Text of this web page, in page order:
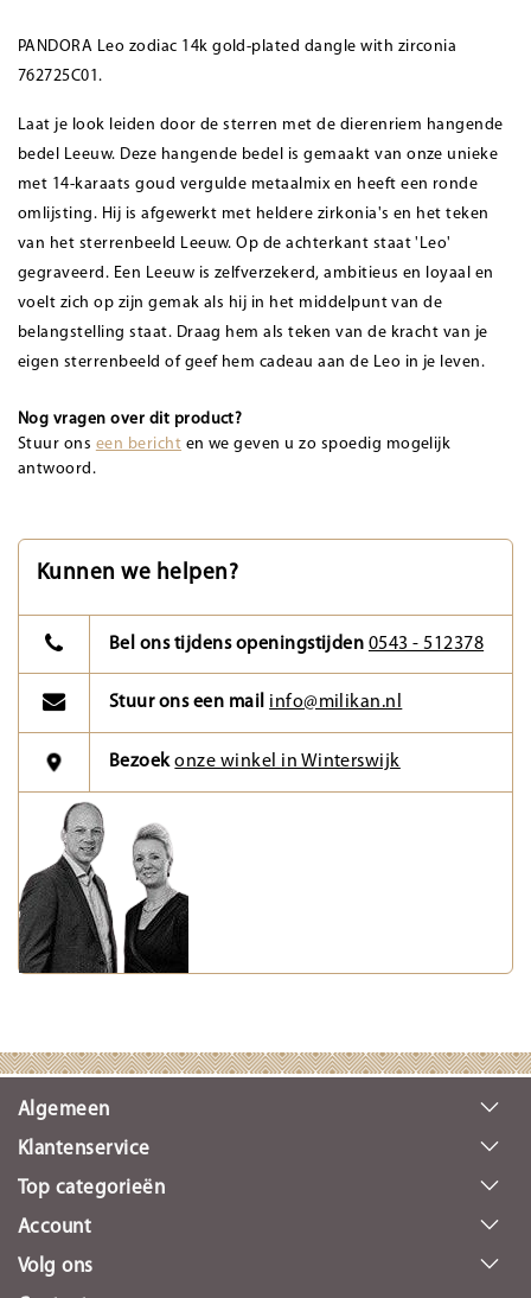
PANDORA Leo zodiac 14k gold-plated dangle with zirconia
762725C01.
Laat je look leiden door de sterren met de dierenriem hangende
bedel Leeuw. Deze hangende bedel is gemaakt van onze unieke
met 14-karaats goud vergulde metaalmix en heeft een ronde
omlijsting. Hij is afgewerkt met heldere zirkonia's en het teken
van het sterrenbeeld Leeuw. Op de achterkant staat 'Leo'
gegraveerd. Een Leeuw is zelfverzekerd, ambitieus en loyaal en
voelt zich op zijn gemak als hij in het middelpunt van de
belangstelling staat. Draag hem als teken van de kracht van je
eigen sterrenbeeld of geef hem cadeau aan de Leo in je leven.
Nog vragen over dit product?
Stuur ons een bericht en we geven u zo spoedig mogelijk
antwoord.
Kunnen we helpen?
Bel ons tijdens openingstijden 0543 - 512378
Stuur ons een mail info@milikan.nl
Bezoekonze winkel in Winterswijk
Algemeen
Klantenservice
Top categorieën
Account
Volg ons